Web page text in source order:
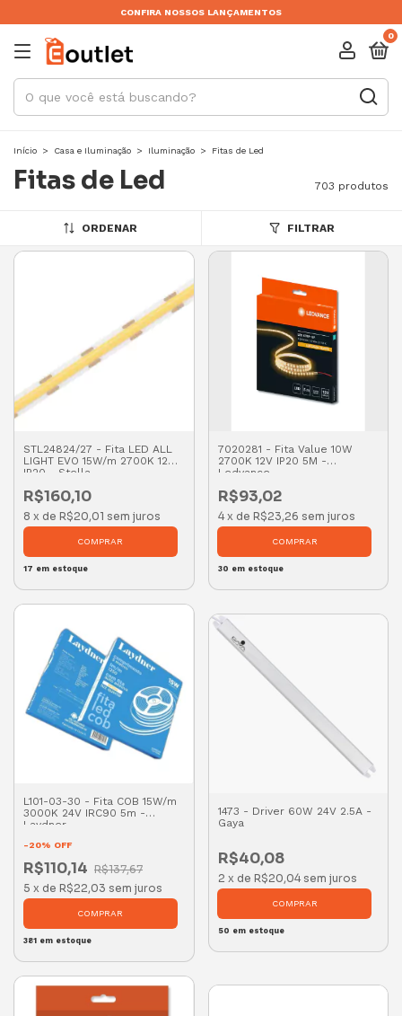
CONFIRA NOSSOS LANÇAMENTOS
0
Início > Casa e Iluminação > Iluminação > Fitas de Led
Fitas de Led 703 produtos
ORDENAR FILTRAR
STL24824/27 - Fita LED ALL
LIGHT EVO 15W/m 2700K 12V
IP20 - Stella
R$160,10
8 x de R$20,01 sem juros
17 em estoque
7020281 - Fita Value 10W
2700K 12V IP20 5M -
Ledvance
R$93,02
4 x de R$23,26 sem juros
30 em estoque
L101-03-30 - Fita COB 15W/m
3000K 24V IRC90 5m -
Laydner
-20% OFF
R$110,14 R$137,67
5 x de R$22,03 sem juros
381 em estoque
1473 - Driver 60W 24V 2.5A -
Gaya
R$40,08
2 x de R$20,04 sem juros
50 em estoque